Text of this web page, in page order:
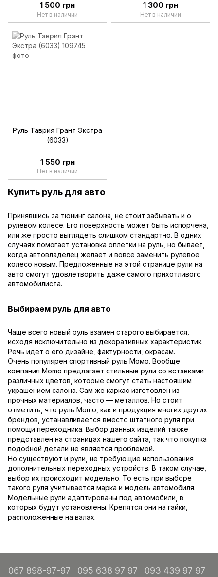
1 500 грн
Нет в наличии
1 300 грн
Нет в наличии
Руль Таврия Грант Экстра
(6033)
1 550 грн
Нет в наличии
Купить руль для авто
Принявшись за тюнинг салона, не стоит забывать и о
рулевом колесе. Его поверхность может быть испорчена,
или же просто выглядеть слишком стандартно. В одних
случаях помогает установка оплетки на руль , но бывает,
когда автовладелец желает и вовсе заменить рулевое
колесо новым. Предложенные на этой странице рули на
авто смогут удовлетворить даже самого прихотливого
автомобилиста.
Выбираем руль для авто
Чаще всего новый руль взамен старого выбирается,
исходя исключительно из декоративных характеристик.
Речь идет о его дизайне, фактурности, окрасам.
Очень популярен спортивный руль Момо. Вообще
компания Momo предлагает стильные рули со вставками
различных цветов, которые смогут стать настоящим
украшением салона. Сам же каркас изготовлен из
прочных материалов, часто — металлов. Но стоит
отметить, что руль Momo, как и продукция многих других
брендов, устанавливается вместо штатного руля при
помощи переходника. Выбор данных изделий также
представлен на страницах нашего сайта, так что покупка
подобной детали не является проблемой.
Но существуют и рули, не требующие использования
дополнительных переходных устройств. В таком случае,
выбор их происходит модельно. То есть при выборе
такого руля учитывается марка и модель автомобиля.
Модельные рули адаптированы под автомобили, в
которых будут установлены. Крепятся они на гайки,
расположенные на валах.
067 898-97-97 095 638 97 97 093 439 97 97